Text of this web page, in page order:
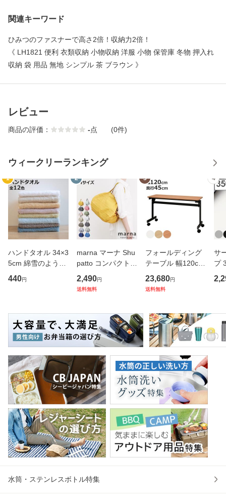
関連キーワード
ひみつのファスナーで高さ2倍！収納力2倍！
《 LH1821 便利 衣類収納 小物収納 洋服 小物 保管庫 冬物 押入れ
収納 袋 用品 無地 シンプル 茶 ブラウン 》
レビュー
商品の評価： -点 (0件)
ウィークリーランキング
1
ハンドタオル 34×3
5cm 綿雪のような
タオル ベルベット
カラー （ タオル
ンカチ 洗面タオル
綿 コッ
440円
2
marna マーナ Shu
patto コンパクトバ
ッグ M／2020 S46
7 （ シュパット エ
物バッグ 洗濯可能
北欧 コ
2,490円
送料無料
3
フォールディング
テーブル 幅120cm
奥行き45cm キャ
スター付き 折りた
ッキング 会議机 ミ
ーティング
23,680円
送料無料
4
サ
プ
フ
ス
マ
保
水筒・ステンレスボトル特集